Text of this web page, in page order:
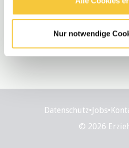
Nur notwendige
Datenschutz•Jobs•
© 2026